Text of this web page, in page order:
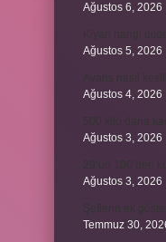
Ağustos 6, 2026
Ağustos 5, 2026
Ağustos 4, 2026
Ağustos 3, 2026
Ağustos 3, 2026
Temmuz 30,